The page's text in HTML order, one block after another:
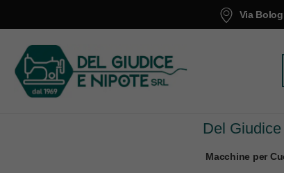
Via
Del
Macchine per